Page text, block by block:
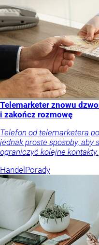
Telemarketer znowu
i zakończ rozmowę
Telefon od telemarketera
jednak proste sposoby, aby
ograniczyć kolejne kontakty.
Handel Porady